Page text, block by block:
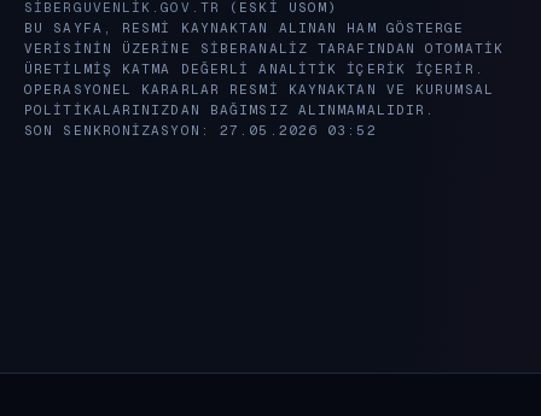
SIBERGUVENLIK.GOV.TR
(ESKI USOM)
BU SAYFA, RESMI KAYNAKTAN ALINAN HAM GÖSTERGE
VERISININ ÜZERINE SIBERANALIZ TARAFINDAN OTOMATIK
ÜRETILMIŞ KATMA DEĞERLI ANALITIK IÇERIK IÇERIR.
OPERASYONEL KARARLAR RESMI KAYNAKTAN VE KURUMSAL
POLITIKALARINIZDAN BAĞIMSIZ ALINMAMALIDIR.
SON SENKRONIZASYON: 27.05.2026 03:52